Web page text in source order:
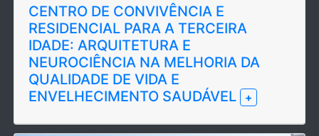
CENTRO DE CONVIVÊNCIA E
RESIDENCIAL PARA A TERCEIRA
IDADE: ARQUITETURA E
NEUROCIÊNCIA NA MELHORIA DA
QUALIDADE DE VIDA E
ENVELHECIMENTO SAUDÁVEL
+